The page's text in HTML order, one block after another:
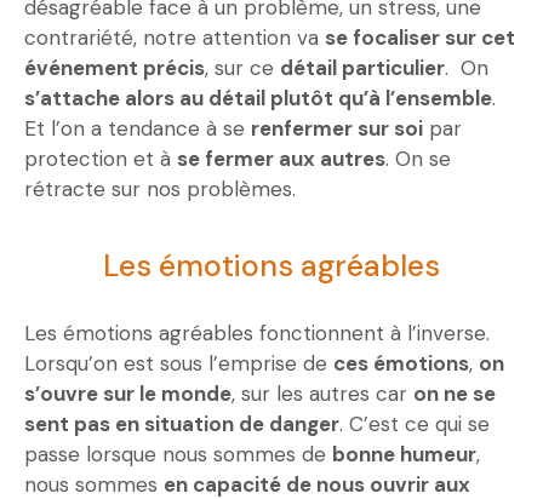
désagréable face à un problème, un stress, une
contrariété, notre attention va se focaliser sur cet
événement précis, sur ce détail particulier. On
s’attache alors au détail plutôt qu’à l’ensemble.
Et l’on a tendance à se renfermer sur soi par
protection et à se fermer aux autres. On se
rétracte sur nos problèmes.
Les émotions agréables
Les émotions agréables fonctionnent à l’inverse.
Lorsqu’on est sous l’emprise de ces émotions, on
s’ouvre sur le monde, sur les autres car on ne se
sent pas en situation de danger. C’est ce qui se
passe lorsque nous sommes de bonne humeur,
nous sommes en capacité de nous ouvrir aux